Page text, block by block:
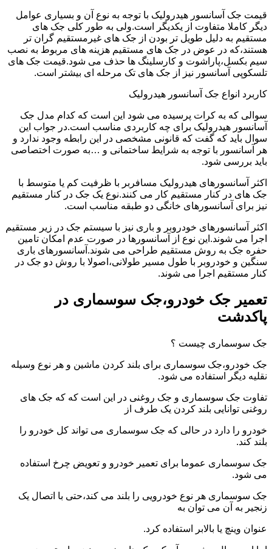
قیمت جک آسانسور هیدرولیک با توجه به نوع آن و بسیاری عوامل
دیگر کاملا متفاوت از یکدیگر است.ولی به طور کلی جک های
مستقیم به دلیل طویل تر بودن از جک های غیرمستقیم گران تر
هستند،که در عوض در جک های مستقیم هزینه های مربوط به نصب
سیم بکسل،پاراشوت و کارسلینگ ها حذف می شود.قیمت جک های
تلسکوپی آسانسور نیز از جک های تک مرحله ای بیشتر است.
کاربرد انواع جک آسانسور هیدرولیک
سوالی که به کرات پرسیده می شود این است که کدام مدل جک
آسانسور هیدرولیک برای چه کاربردی مناسب است.در جواب این
سوال باید که گفت که قانونی مشخصی در این رابطه وجود ندارد و
هر آسانسور با توجه به شرایط ساختمانی و …به صورت اختصاصی
باید بررسی شود.
اکثر آسانسورهای هیدرولیک مسافربر با ظرفیت کم یا متوسط با
جک های در کنار مستقیم کار می کنند.نوع یک جک در کنار مستقیم
نیز برای آسانسورهای خانگی دو طبقه مناسب است.
اکثر آسانسورهای خودروبر و باری نیز با سیستم جک در زیر مستقیم
اجرا می شوند.این نوع از آسانسورها در صورت عدم امکان تامین
حفره جک به روش مستقیم طراحی می شوند.آسانسورهای باری
سنگین و خودروبر با طول مسیر طولانی،اصولا با روش دو جک در
کنار مستقیم اجرا می شوند.
تعمیر جک خودرو،جک سوسماری در
پاکدشت
جک سوسماری چیست ؟
جک خودرو،جک سوسماری برای بلند کردن ماشین و هر نوع وسیله
نقلیه دیگر استفاده می شود.
تفاوت جک سوسماری و جک روغنی در این است که که جک های
روغنی توانایی بلند کردن یک طرف از
خودرو را دارد در حالی که جک سوسماری می تواند کل خودرو را
بلند کند.
جک سوسماری عموما برای تعمیر خودرو و تعویض چرخ استفاده
می شود.
جک سوسماری هر نوع خودرویی را بلند می کند،حتی با اتصال یک
زنجیر به آن می توان به
عنوان وینچ یا بالابر استفاده کرد.